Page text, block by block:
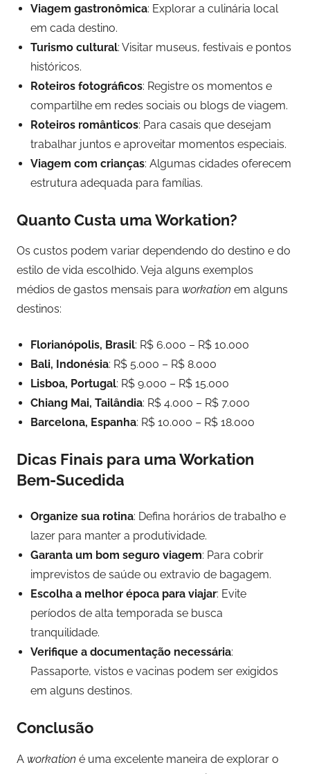
Viagem gastronômica: Explorar a culinária local
em cada destino.
Turismo cultural: Visitar museus, festivais e pontos
históricos.
Roteiros fotográficos: Registre os momentos e
compartilhe em redes sociais ou blogs de viagem.
Roteiros românticos: Para casais que desejam
trabalhar juntos e aproveitar momentos especiais.
Viagem com crianças: Algumas cidades oferecem
estrutura adequada para famílias.
Quanto Custa uma Workation?
Os custos podem variar dependendo do destino e do
estilo de vida escolhido. Veja alguns exemplos
médios de gastos mensais para workation em alguns
destinos:
Florianópolis, Brasil: R$ 6.000 – R$ 10.000
Bali, Indonésia: R$ 5.000 – R$ 8.000
Lisboa, Portugal: R$ 9.000 – R$ 15.000
Chiang Mai, Tailândia: R$ 4.000 – R$ 7.000
Barcelona, Espanha: R$ 10.000 – R$ 18.000
Dicas Finais para uma Workation
Bem-Sucedida
Organize sua rotina: Defina horários de trabalho e
lazer para manter a produtividade.
Garanta um bom seguro viagem: Para cobrir
imprevistos de saúde ou extravio de bagagem.
Escolha a melhor época para viajar: Evite
períodos de alta temporada se busca
tranquilidade.
Verifique a documentação necessária:
Passaporte, vistos e vacinas podem ser exigidos
em alguns destinos.
Conclusão
A workation é uma excelente maneira de explorar o